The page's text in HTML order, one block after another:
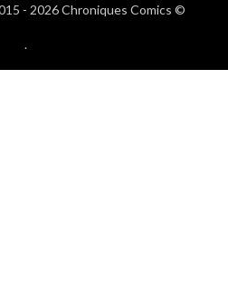
- 2026 Chroniques Comics ©
.